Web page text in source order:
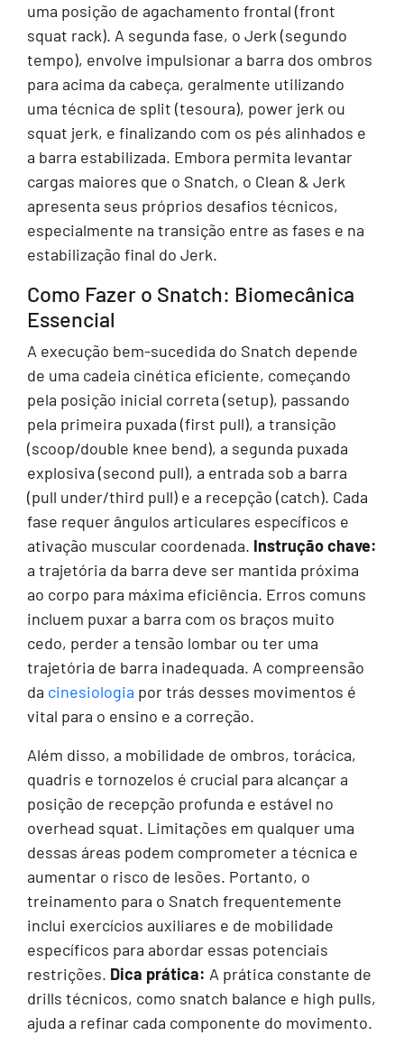
uma posição de agachamento frontal (front
squat rack). A segunda fase, o Jerk (segundo
tempo), envolve impulsionar a barra dos ombros
para acima da cabeça, geralmente utilizando
uma técnica de split (tesoura), power jerk ou
squat jerk, e finalizando com os pés alinhados e
a barra estabilizada. Embora permita levantar
cargas maiores que o Snatch, o Clean & Jerk
apresenta seus próprios desafios técnicos,
especialmente na transição entre as fases e na
estabilização final do Jerk.
Como Fazer o Snatch: Biomecânica
Essencial
A execução bem-sucedida do Snatch depende
de uma cadeia cinética eficiente, começando
pela posição inicial correta (setup), passando
pela primeira puxada (first pull), a transição
(scoop/double knee bend), a segunda puxada
explosiva (second pull), a entrada sob a barra
(pull under/third pull) e a recepção (catch). Cada
fase requer ângulos articulares específicos e
ativação muscular coordenada. Instrução chave:
a trajetória da barra deve ser mantida próxima
ao corpo para máxima eficiência. Erros comuns
incluem puxar a barra com os braços muito
cedo, perder a tensão lombar ou ter uma
trajetória de barra inadequada. A compreensão
da cinesiologia por trás desses movimentos é
vital para o ensino e a correção.
Além disso, a mobilidade de ombros, torácica,
quadris e tornozelos é crucial para alcançar a
posição de recepção profunda e estável no
overhead squat. Limitações em qualquer uma
dessas áreas podem comprometer a técnica e
aumentar o risco de lesões. Portanto, o
treinamento para o Snatch frequentemente
inclui exercícios auxiliares e de mobilidade
específicos para abordar essas potenciais
restrições. Dica prática: A prática constante de
drills técnicos, como snatch balance e high pulls,
ajuda a refinar cada componente do movimento.